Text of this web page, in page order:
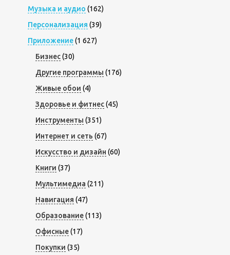
Музыка и аудио (162)
Персонализация (39)
Приложение(1 627)
Бизнес(30)
Другие программы (176)
Живые обои (4)
Здоровье и фитнес(45)
Инструменты (351)
Интернет и сеть (67)
Искусство и дизайн (60)
Книги (37)
Мультимедиа (211)
Навигация (47)
Образование(113)
Офисные(17)
Покупки (35)